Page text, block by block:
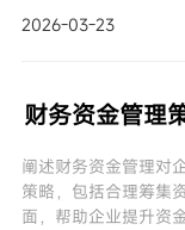
2026-03-23
财务资金管理
阐述财务资金管理对
策略，包括合理筹集
面，帮助企业提升资